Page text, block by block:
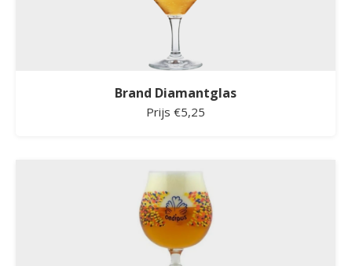
Brand Diamantglas
Prijs €5,25